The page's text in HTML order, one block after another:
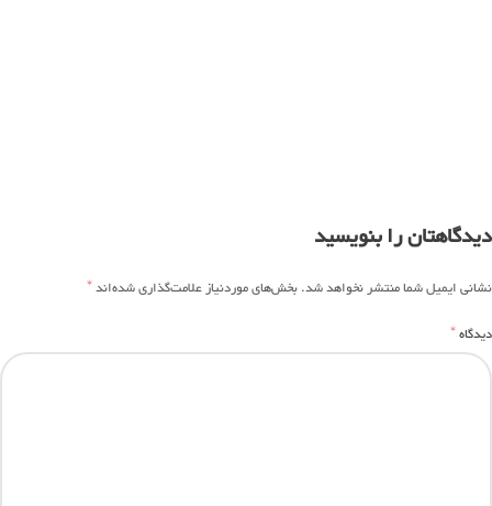
دیدگاهتان را بنویسید
نشانی ایمیل شما منتشر نخواهد شد.بخش‌های موردنیاز علامت‌گذاری شده‌اند*
دیدگاه*